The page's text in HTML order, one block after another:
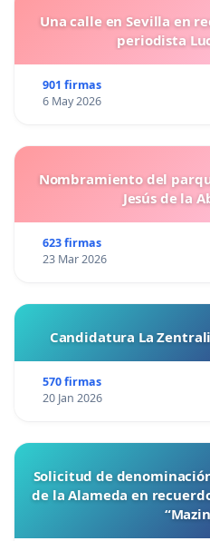
Una calle en Sevilla en
periodista
901 firmas
6 May 2026
Nombramiento del
Jesús de la
623 firmas
23 Mar 2026
Candidatura La
570 firmas
20 Jan 2026
Solicitud de
de la Alameda en